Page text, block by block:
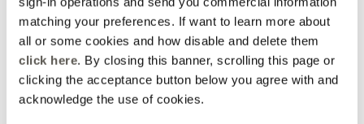
matching your preferences. If want to learn more about
all or some cookies and how disable and delete them
click here. By closing this banner, scrolling this page or
clicking the acceptance button below you agree with and
acknowledge the use of cookies.